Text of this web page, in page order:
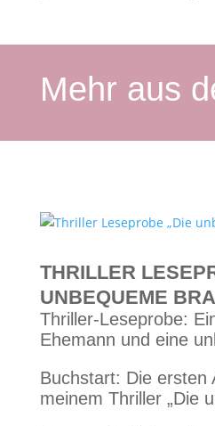
Mehr aus
THRILLER
UNBEQUEME
Thriller-Leseprobe:
Ehemann und eine
Buchstart: Die ersten
meinem Thriller „Die